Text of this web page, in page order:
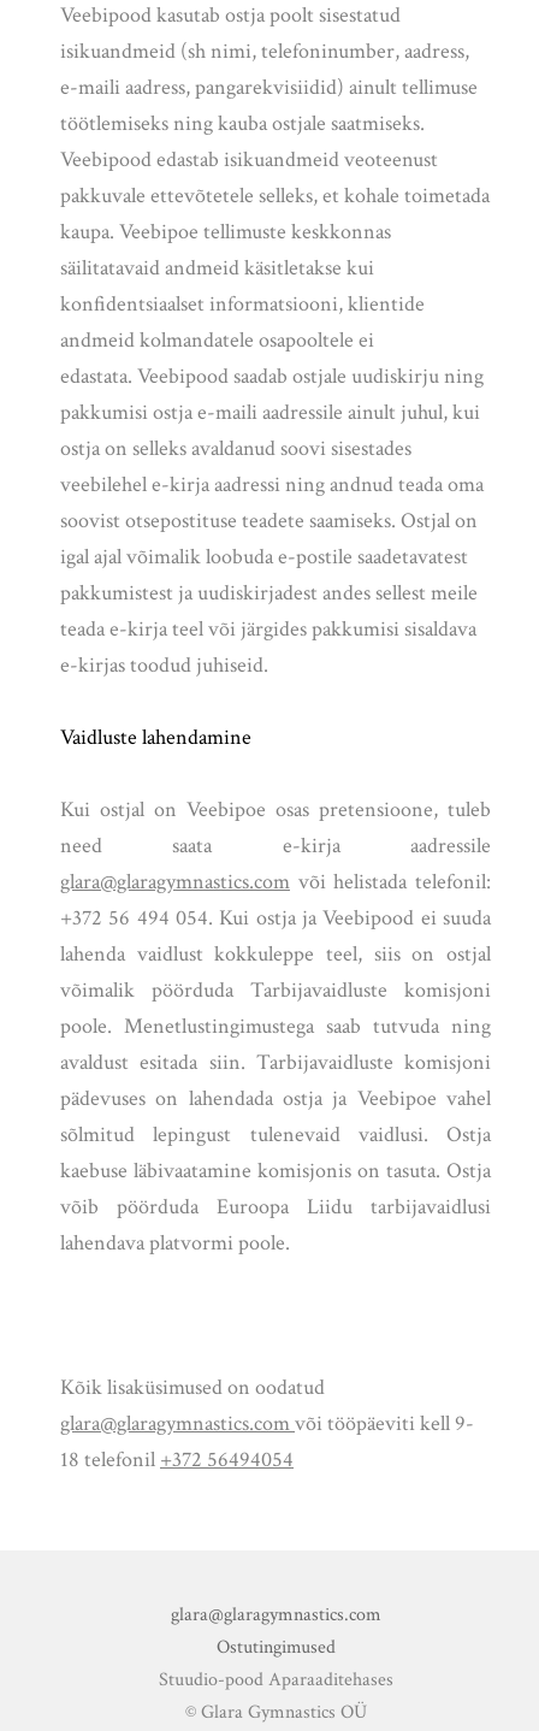
Veebipood kasutab ostja poolt sisestatud
isikuandmeid (sh nimi, telefoninumber, aadress,
e-maili aadress, pangarekvisiidid) ainult tellimuse
töötlemiseks ning kauba ostjale saatmiseks.
Veebipood edastab isikuandmeid veoteenust
pakkuvale ettevõtetele selleks, et kohale toimetada
kaupa. Veebipoe tellimuste keskkonnas
säilitatavaid andmeid käsitletakse kui
konfidentsiaalset informatsiooni, klientide
andmeid kolmandatele osapooltele ei
edastata. Veebipood saadab ostjale uudiskirju ning
pakkumisi ostja e-maili aadressile ainult juhul, kui
ostja on selleks avaldanud soovi sisestades
veebilehel e-kirja aadressi ning andnud teada oma
soovist otsepostituse teadete saamiseks. Ostjal on
igal ajal võimalik loobuda e-postile saadetavatest
pakkumistest ja uudiskirjadest andes sellest meile
teada e-kirja teel või järgides pakkumisi sisaldava
e-kirjas toodud juhiseid.
Vaidluste lahendamine
Kui ostjal on Veebipoe osas pretensioone, tuleb
need saata e-kirja aadressile
glara@glaragymnastics.com või helistada telefonil:
+372 56 494 054. Kui ostja ja Veebipood ei suuda
lahenda vaidlust kokkuleppe teel, siis on ostjal
võimalik pöörduda Tarbijavaidluste komisjoni
poole. Menetlustingimustega saab tutvuda ning
avaldust esitada siin. Tarbijavaidluste komisjoni
pädevuses on lahendada ostja ja Veebipoe vahel
sõlmitud lepingust tulenevaid vaidlusi. Ostja
kaebuse läbivaatamine komisjonis on tasuta. Ostja
võib pöörduda Euroopa Liidu tarbijavaidlusi
lahendava platvormi poole.
Kõik lisaküsimused on oodatud
glara@glaragymnastics.comvõi tööpäeviti kell 9-
18 telefonil +372 56494054
glara@glaragymnastics.com
Ostutingimused
Stuudio-pood Aparaaditehases
© Glara Gymnastics OÜ